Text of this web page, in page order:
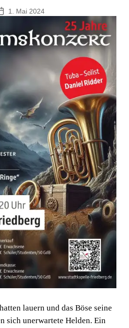
1. Mai 2024
lauern und das Böse seine
sich unerwartete Helden. Ein